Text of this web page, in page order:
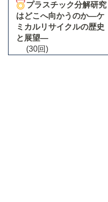
プラスチック分解研究
はどこへ向かうのか―ケ
ミカルリサイクルの歴史
と展望―
(30回)